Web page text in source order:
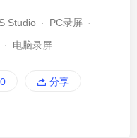
Studio · PC录屏 ·
· 电脑录屏
0 分享